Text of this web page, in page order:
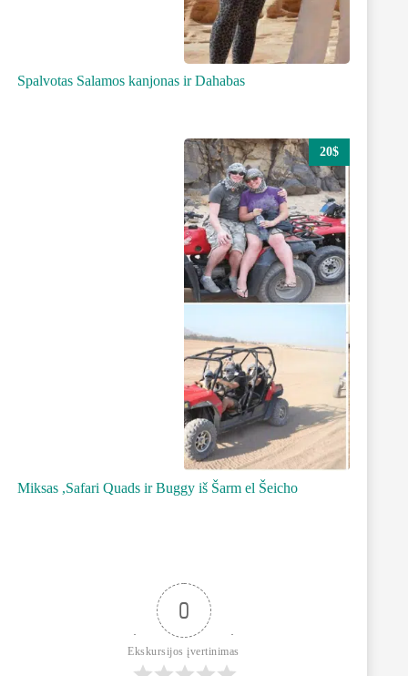
Spalvotas Salamos kanjonas ir Dahabas
Miksas ,Safari Quads ir Buggy iš Šarm el Šeicho
20$
0
Ekskursijos įvertinimas